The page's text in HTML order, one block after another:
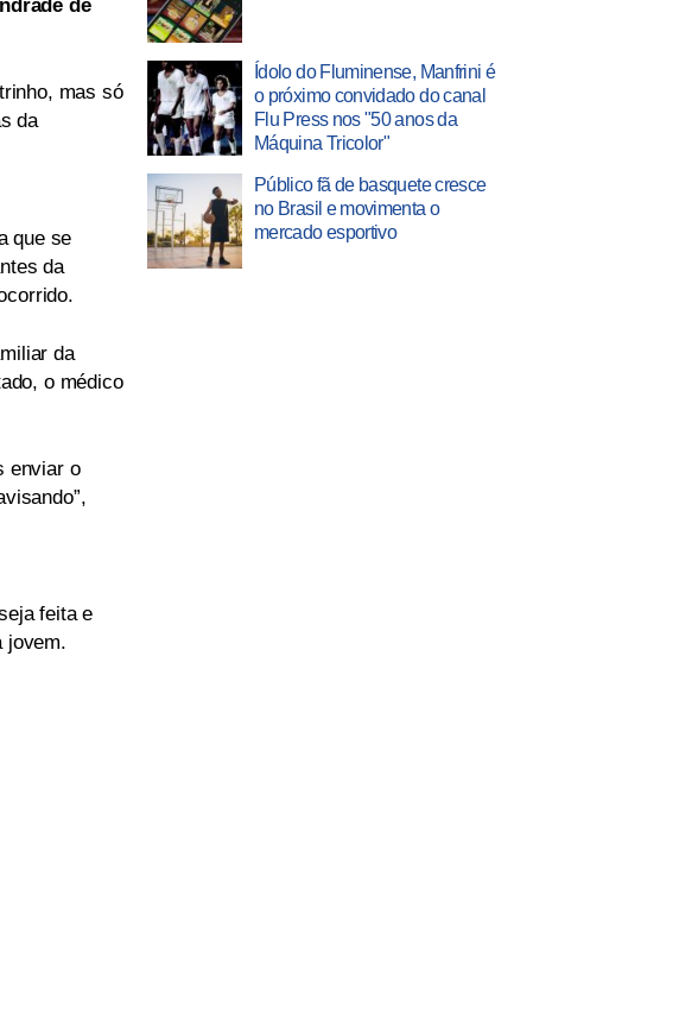
de
mas só
da
que se
da
da
o médico
enviar o
feita e
jovem.
Ídolo do Fluminense, Manfrini é
o próximo convidado do canal
Flu Press nos "50 anos da
Máquina Tricolor"
Público fã de basquete cresce
no Brasil e movimenta o
mercado esportivo